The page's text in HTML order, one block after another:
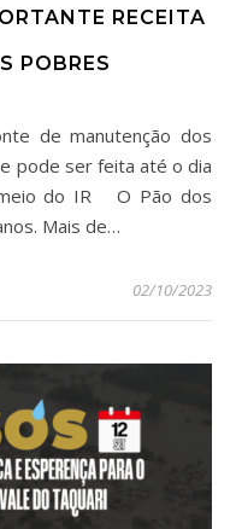
RECEITA
POBRES
pode ser feita até o dia
do IR O Pão dos
Mais de…
02/10/2023